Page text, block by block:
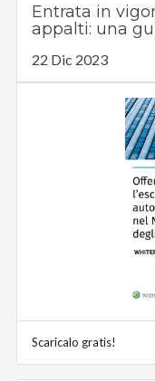
Entrata in
appalti: una
22 Dic 2023
Scaricalo gratis!